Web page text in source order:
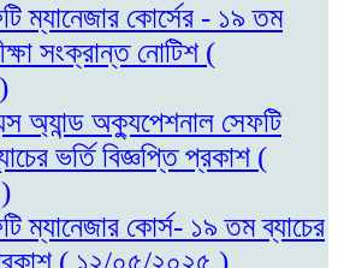
ম্যানেজার কোর্সের - ১৯ তম
সংক্রান্ত নোটিশ (
অ্যান্ড অক্যুপেশনাল সেফটি
ভর্তি বিজ্ঞপ্তি প্রকাশ (
ম্যানেজার কোর্স- ১৯ তম ব্যাচের